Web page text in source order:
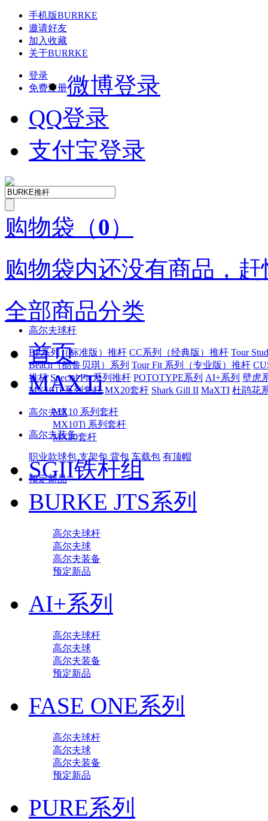
手机版BURRKE
邀请好友
加入收藏
关于BURRKE
登录
免费注册微博登录
QQ登录
支付宝登录
购物袋 （0）
购物袋内还没有商品，
全部商品分类
高尔夫球杆
BP系列（标准版）推杆 CC系列（经典版）推杆 Tour
Beach（酷鲁贝琪）系列 Tour Fit 系列（专业版）推杆
推杆 Special Fit 系列推杆 POTOTYPE系列 AI+系列 壁虎
MX10Ti 系列套杆 MX20套杆 Shark Gill II MaXTI 杜鹃花
高尔夫球
高尔夫装备
职业款球包 支架包 背包 车载包 有顶帽
预定新品
首页
MAXTi
MX10 系列套杆
MX10Ti 系列套杆
MX20套杆
SGII铁杆组
BURKE JTS系列
高尔夫球杆
高尔夫球
高尔夫装备
预定新品
AI+系列
高尔夫球杆
高尔夫球
高尔夫装备
预定新品
FASE ONE系列
高尔夫球杆
高尔夫球
高尔夫装备
预定新品
PURE系列